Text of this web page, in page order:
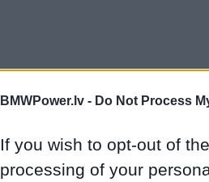
BMWPower.lv - Do Not Process
If you wish to opt-out of
processing of your